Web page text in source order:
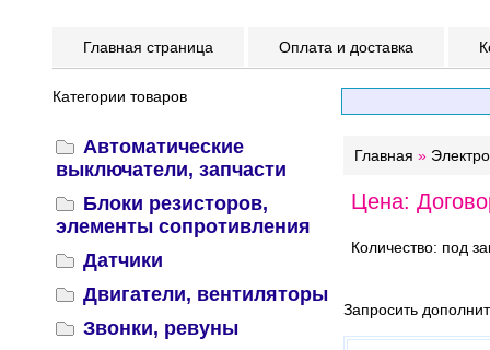
Главная страница Оплата и доставка
Категории товаров
Автоматические
выключатели, запчасти
Блоки резисторов,
элементы сопротивления
Датчики
Двигатели, вентиляторы
Звонки, ревуны
Главная »
Цена:
Количество: под
Запросить